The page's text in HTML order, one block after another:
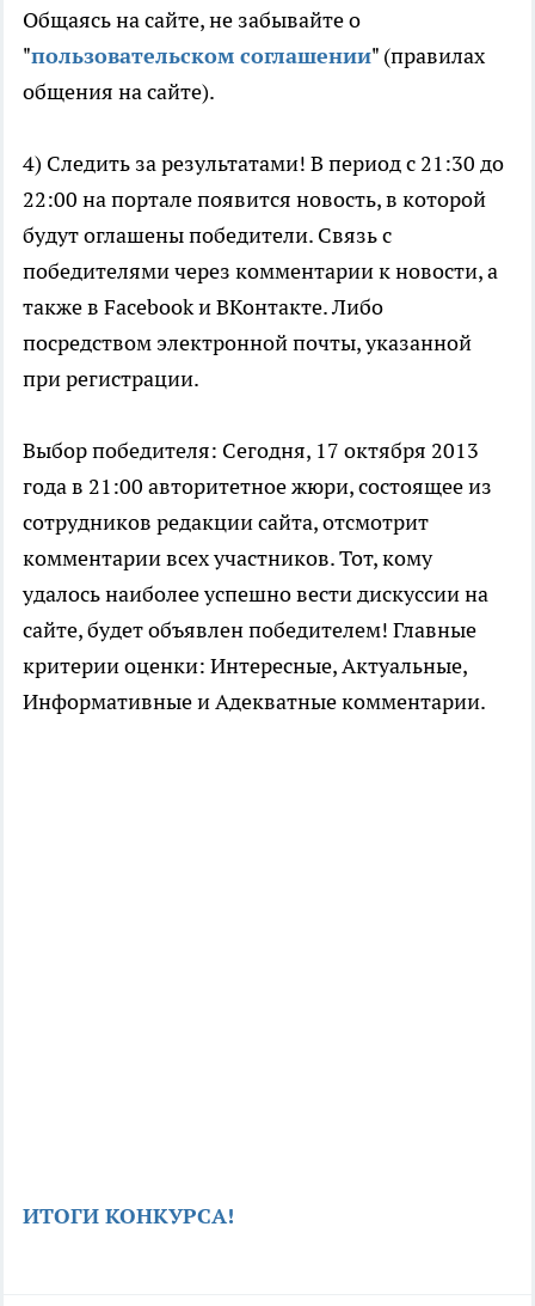
Общаясь на сайте, не забывайте о
"пользовательском соглашении" (правилах
общения на сайте).
4) Следить за результатами! В период с 21:30 до
22:00 на портале появится новость, в которой
будут оглашены победители. Связь с
победителями через комментарии к новости, а
также в Facebook и ВКонтакте. Либо
посредством электронной почты, указанной
при регистрации.
Выбор победителя: Сегодня, 17 октября 2013
года в 21:00 авторитетное жюри, состоящее из
сотрудников редакции сайта, отсмотрит
комментарии всех участников. Тот, кому
удалось наиболее успешно вести дискуссии на
сайте, будет объявлен победителем! Главные
критерии оценки: Интересные, Актуальные,
Информативные и Адекватные комментарии.
ИТОГИ КОНКУРСА!